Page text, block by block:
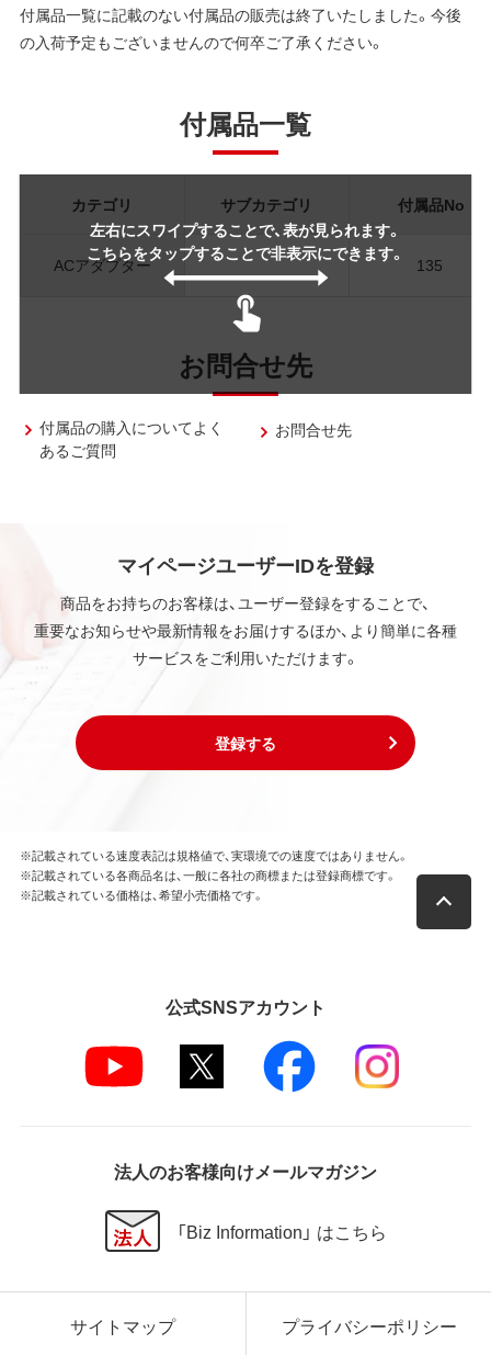
付属品一覧に記載のない付属品の販売は終了いたしました。今後
の入荷予定もございませんので何卒ご了承ください。
付属品一覧
左右にスワイプすることで、表が見られます。
こちらをタップすることで非表示にできます。
カテゴリ サブカテゴリ 付属品No
ACアダプター 135
お問合せ先
付属品の購入についてよく
あるご質問
お問合せ先
マイページユーザーIDを登録
商品をお持ちのお客様は、ユーザー登録をすることで、
重要なお知らせや最新情報をお届けするほか、より簡単に各種
サービスをご利用いただけます。
登録する
※記載されている速度表記は規格値で、実環境での速度ではありません。
※記載されている各商品名は、一般に各社の商標または登録商標です。
※記載されている価格は、希望小売価格です。
公式SNSアカウント
法人のお客様向けメールマガジン
「Biz Information」 はこちら
サイトマップ プライバシーポリシー